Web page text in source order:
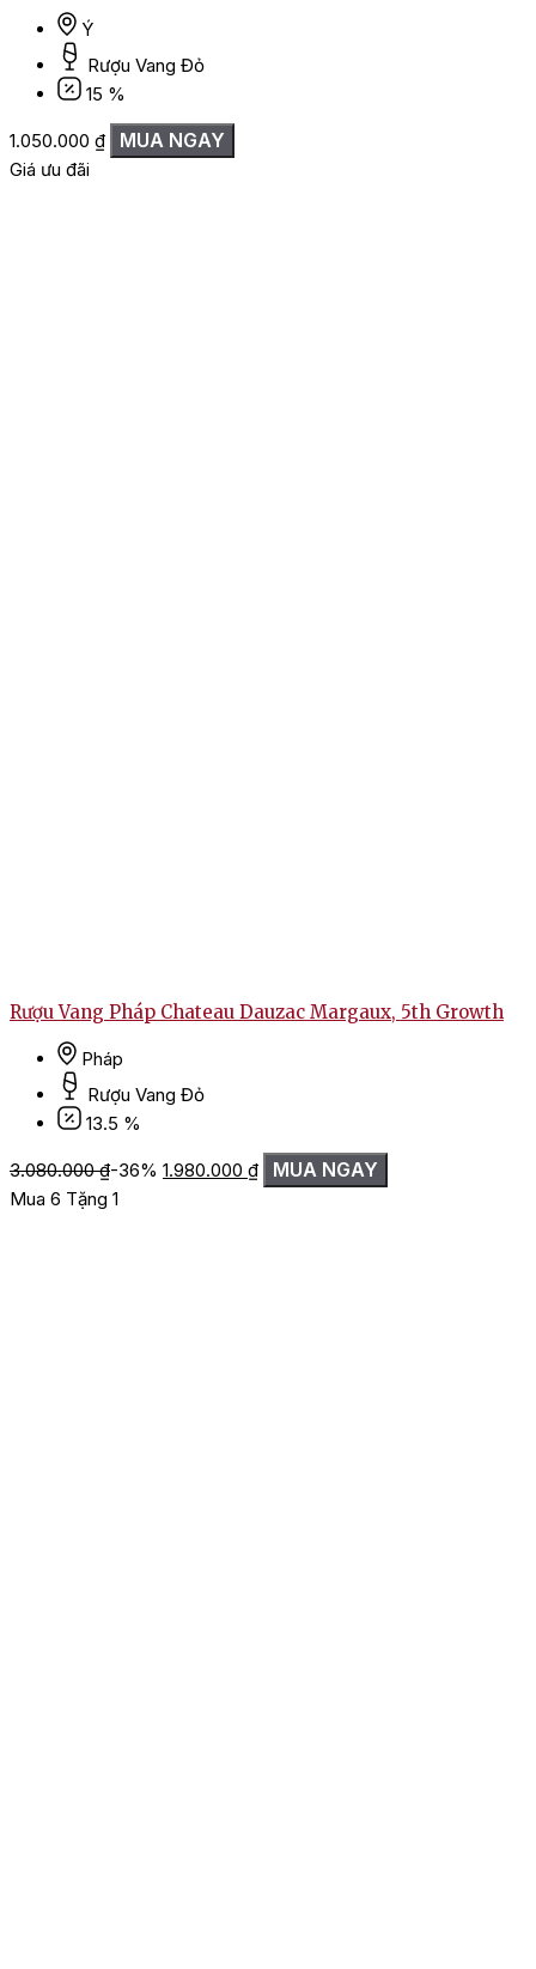
Ý
Rượu Vang Đỏ
15 %
1.050.000 ₫ MUA NGAY
Giá ưu đãi
Rượu Vang Pháp Chateau Dauzac Margaux, 5th Growth
Pháp
Rượu Vang Đỏ
13.5 %
3.080.000₫-36% Giá
gốc
1.980.000 ₫Giá
hiện
MUA NGAY
Mua 6 Tặng 1